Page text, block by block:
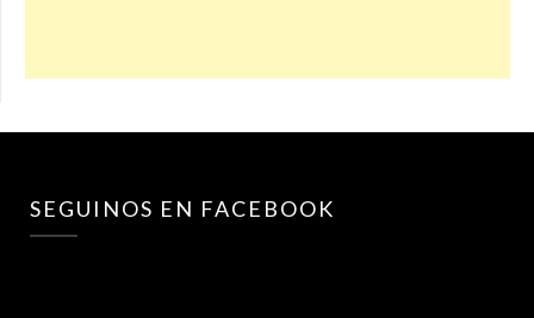
SEGUINOS EN FACEBOOK